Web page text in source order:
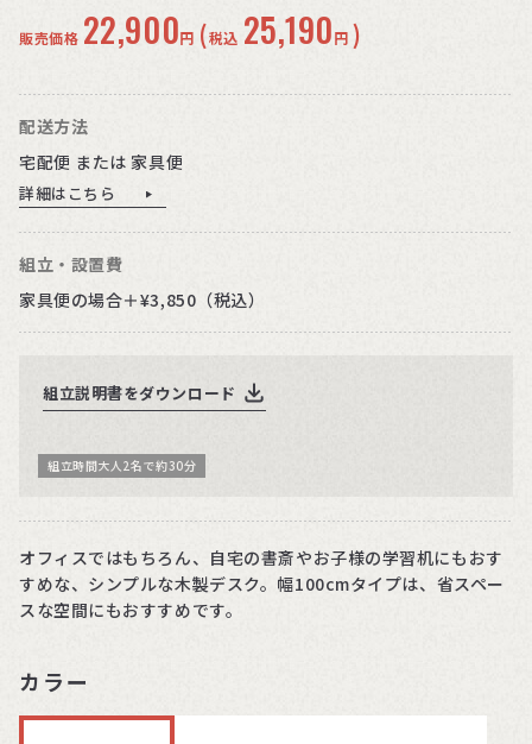
販売価格 22,900円 (税込 25,190円 )
配送方法
宅配便 または 家具便
詳細はこちら
組立・設置費
家具便の場合＋¥3,850（税込）
組立説明書をダウンロード
組立時間大人2名で約30分
オフィスではもちろん、自宅の書斎やお子様の学習机にもおす
すめな、シンプルな木製デスク。幅100cmタイプは、省スペー
スな空間にもおすすめです。
カラー